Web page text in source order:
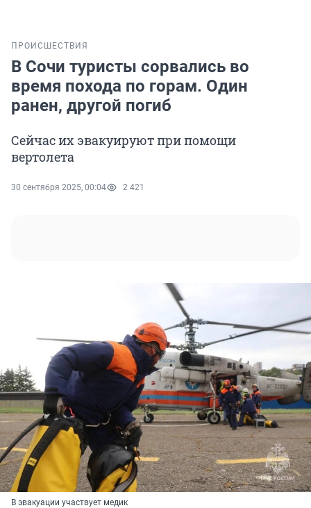
ПРОИСШЕСТВИЯ
В Сочи туристы сорвались во
время похода по горам. Один
ранен, другой погиб
Сейчас их эвакуируют при помощи
вертолета
30 сентября 2025, 00:04 2 421
В эвакуации участвует медик